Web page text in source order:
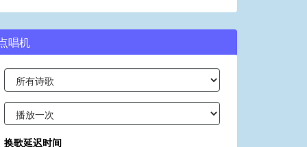
唱机
换歌延迟时间